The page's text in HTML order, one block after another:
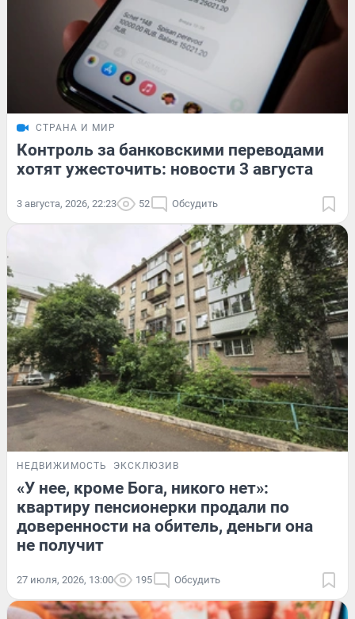
СТРАНА И МИР
Контроль за банковскими переводами
хотят ужесточить: новости 3 августа
3 августа, 2026, 22:23 52 Обсудить
НЕДВИЖИМОСТЬ ЭКСКЛЮЗИВ
«У нее, кроме Бога, никого нет»:
квартиру пенсионерки продали по
доверенности на обитель, деньги она
не получит
27 июля, 2026, 13:00 195 Обсудить